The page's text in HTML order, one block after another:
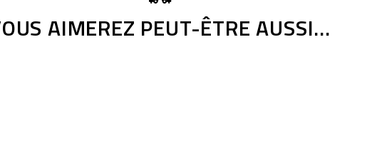
AIMEREZ PEUT-ÊTRE AUSSI...